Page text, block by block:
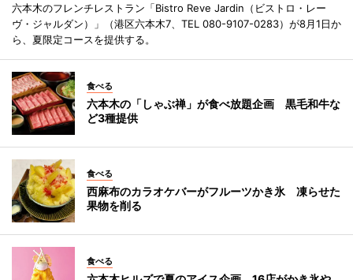
六本木のフレンチレストラン「Bistro Reve Jardin（ビストロ・レー
ヴ・ジャルダン）」（港区六本木7、TEL 080-9107-0283）が8月1日か
ら、夏限定コースを提供する。
食べる
六本木の「しゃぶ禅」が食べ放題企画 黒毛和牛な
ど3種提供
食べる
西麻布のカラオケバーがフルーツかき氷 凍らせた
果物を削る
食べる